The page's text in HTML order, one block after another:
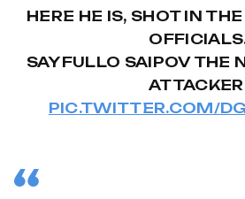
HERE HE IS, SHOT IN
SAYFULLO SAIPOV THE
PIC.TWITTER.COM/